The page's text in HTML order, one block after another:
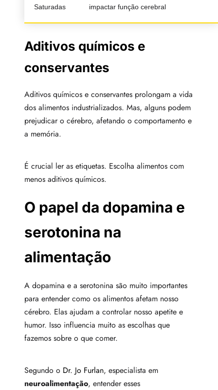
Saturadas
impactar função cerebral
Aditivos químicos e
conservantes
Aditivos químicos e conservantes prolongam a vida
dos alimentos industrializados. Mas, alguns podem
prejudicar o cérebro, afetando o comportamento e
a memória.
É crucial ler as etiquetas. Escolha alimentos com
menos aditivos químicos.
O papel da dopamina e
serotonina na
alimentação
A dopamina e a serotonina são muito importantes
para entender como os alimentos afetam nosso
cérebro. Elas ajudam a controlar nosso apetite e
humor. Isso influencia muito as escolhas que
fazemos sobre o que comer.
Segundo o Dr. Jo Furlan, especialista em
neuroalimentação, entender esses